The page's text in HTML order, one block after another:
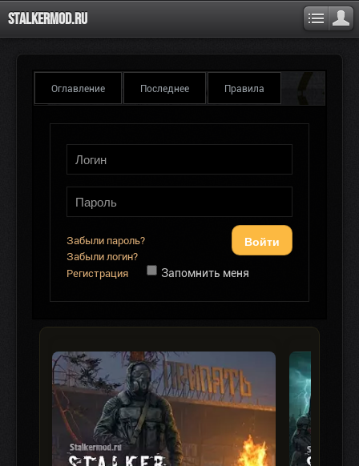
Stalkermod.ru
Оглавление Последнее Правила
Войти
Забыли пароль?
Забыли логин?
Регистрация
Запомнить меня